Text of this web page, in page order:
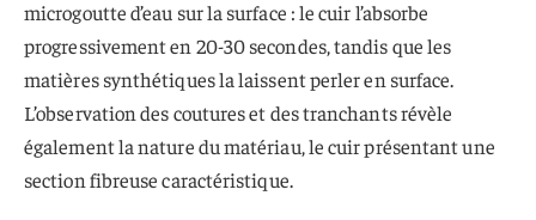
microgoutte d’eau sur la surface : le cuir l’absorbe
progressivement en 20-30 secondes, tandis que les
matières synthétiques la laissent perler en surface.
L’observation des coutures et des tranchants révèle
également la nature du matériau, le cuir présentant une
section fibreuse caractéristique.